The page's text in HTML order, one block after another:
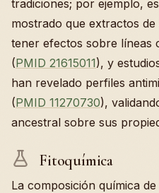
tradiciones; por ejemplo,
mostrado que extractos
tener efectos sobre líneas
(PMID 21615011), y
han revelado perfiles
(PMID 11270730),
ancestral sobre sus
Fitoquímica
La composición química